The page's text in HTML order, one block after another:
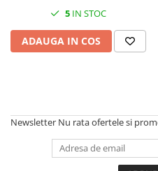
5 IN STOC
ADAUGA IN COS
Newsletter Nu rata ofertele si